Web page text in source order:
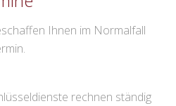
Ihnen im Normalfall
rechnen ständig